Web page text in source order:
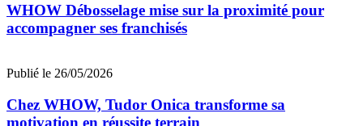
WHOW Débosselage mise sur la proximité pour
accompagner ses franchisés
Publié le 26/05/2026
Chez WHOW, Tudor Onica transforme sa
motivation en réussite terrain